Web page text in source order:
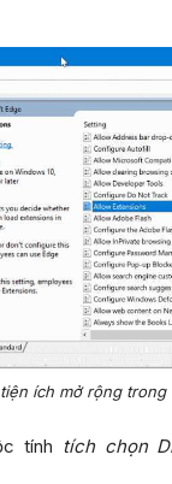
ích mở rộng
tính tích chọn